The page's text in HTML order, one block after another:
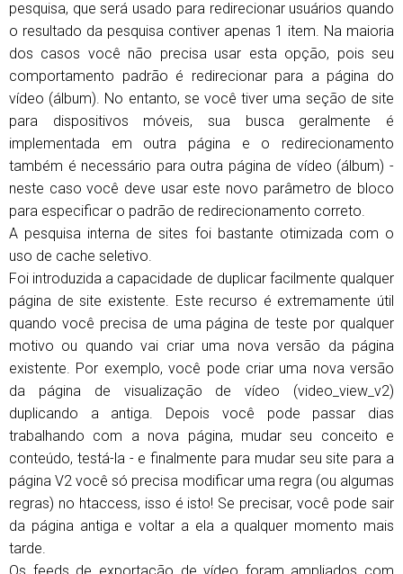
pesquisa, que será usado para redirecionar usuários quando
o resultado da pesquisa contiver apenas 1 item. Na maioria
dos casos você não precisa usar esta opção, pois seu
comportamento padrão é redirecionar para a página do
vídeo (álbum). No entanto, se você tiver uma seção de site
para dispositivos móveis, sua busca geralmente é
implementada em outra página e o redirecionamento
também é necessário para outra página de vídeo (álbum) -
neste caso você deve usar este novo parâmetro de bloco
para especificar o padrão de redirecionamento correto.
A pesquisa interna de sites foi bastante otimizada com o
uso de cache seletivo.
Foi introduzida a capacidade de duplicar facilmente qualquer
página de site existente. Este recurso é extremamente útil
quando você precisa de uma página de teste por qualquer
motivo ou quando vai criar uma nova versão da página
existente. Por exemplo, você pode criar uma nova versão
da página de visualização de vídeo (video_view_v2)
duplicando a antiga. Depois você pode passar dias
trabalhando com a nova página, mudar seu conceito e
conteúdo, testá-la - e finalmente para mudar seu site para a
página V2 você só precisa modificar uma regra (ou algumas
regras) no htaccess, isso é isto! Se precisar, você pode sair
da página antiga e voltar a ela a qualquer momento mais
tarde.